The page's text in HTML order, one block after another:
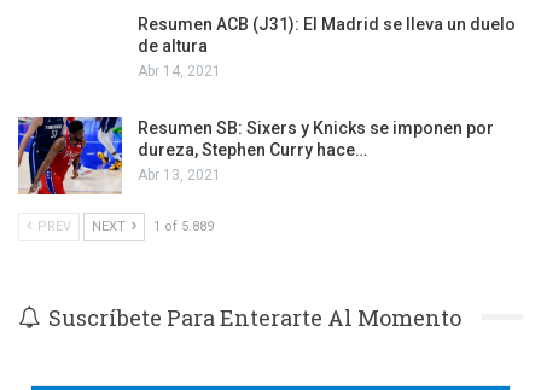
Resumen ACB (J31): El Madrid se lleva un duelo
de altura
Abr 14, 2021
Resumen SB: Sixers y Knicks se imponen por
dureza, Stephen Curry hace…
Abr 13, 2021
PREV NEXT 1 of 5.889
Suscríbete Para Enterarte Al Momento